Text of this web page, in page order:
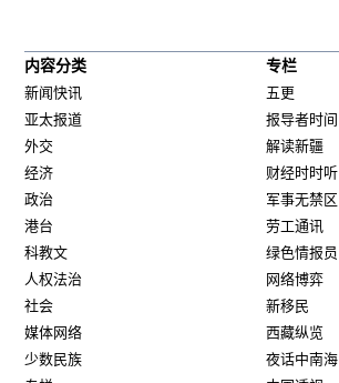
内容分类
新闻快讯
亚太报道
外交
经济
政治
港台
科教文
人权法治
社会
媒体网络
少数民族
专栏
五更
报导者时间
解读新疆
财经时时听
军事无禁区
劳工通讯
绿色情报员
网络博弈
新移民
西藏纵览
夜话中南海